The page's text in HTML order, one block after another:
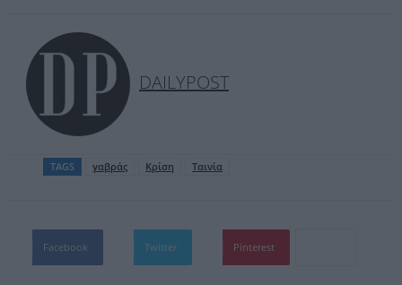
DAILYPOST
TAGS γαβράς Κρίση Ταινία
Facebook Twitter Pinterest